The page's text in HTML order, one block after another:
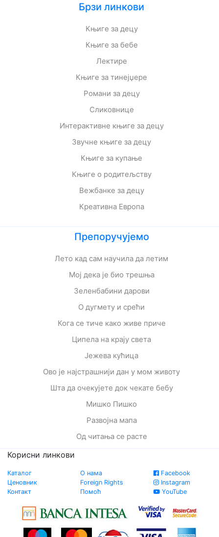
Брзи линкови
Књиге за децу
Књиге за бебе
Лектире
Књиге за тинејџере
Романи за децу
Сликовнице
Интерактивне књиге за децу
Звучне књиге за децу
Књиге за купање
Књиге о родитељству
Вежбанке за децу
Креативна Европа
Препоручујемо
Лето кад сам научила да летим
Мој дека је био трешња
Зеленбабини дарови
О дугмету и срећи
Кога се тиче како живе приче
Ципела на крају света
Јежева кућица
Ово је најстрашнији дан у мом животу
Шта да очекујете док чекате бебу
Мишко Пишко
Развојна мапа
Од читања се расте
Корисни линкови
Каталог
Ценовник
Контакт
О нама
Foreign Rights
Помоћ
Facebook
Instagram
YouTube